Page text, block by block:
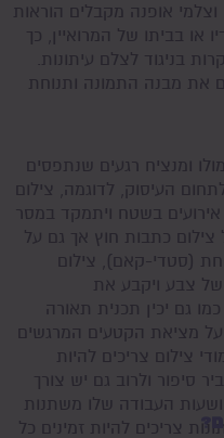
וצלמי אופנה מקבלים הוראות
או בביתו של המרואיין, כך
בניגוד לצלם עיתונות.
את מבנה התמונה ותנוחת
ומנציח רגעים שנתפסים
העיסוק, לדוגמה, צילום
בשטח ויתמקד במסר
צילום כתבות חוץ אך גם על
(סטדי-קאם), צילום
של צבע ויקבע את
גם יכין תכנית תאורה
על מציאת הקטעים המרגשים
צילום צריכים להיות
סיפור ולרוב גם יש צורך
העבודה שלו משתנות
צריכים להיות זמינים כל